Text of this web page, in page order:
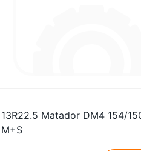
13R22.5 Matador DM4 154/
M+S